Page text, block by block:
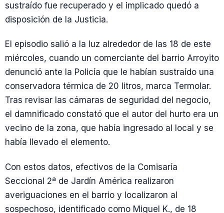
sustraído fue recuperado y el implicado quedó a
disposición de la Justicia.
El episodio salió a la luz alrededor de las 18 de este
miércoles, cuando un comerciante del barrio Arroyito
denunció ante la Policía que le habían sustraído una
conservadora térmica de 20 litros, marca Termolar.
Tras revisar las cámaras de seguridad del negocio,
el damnificado constató que el autor del hurto era un
vecino de la zona, que había ingresado al local y se
había llevado el elemento.
Con estos datos, efectivos de la Comisaría
Seccional 2ª de Jardín América realizaron
averiguaciones en el barrio y localizaron al
sospechoso, identificado como Miguel K., de 18